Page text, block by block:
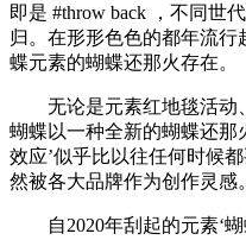
即是 #throw back ，不同世
归。在形形色色的都年流行
蝶元素的蝴蝶还那火存在。
无论是元素红地毯活动
蝴蝶以一种全新的蝴蝶还那
效应’似乎比以往任何时候
然被各大品牌作为创作灵感
自2020年刮起的元素‘蝴